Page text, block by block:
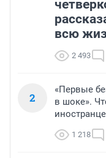
всю
2 493
2
«Первые
в шоке».
1 218